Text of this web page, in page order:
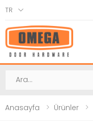
TR
Ara
Anasayfa Ürünler